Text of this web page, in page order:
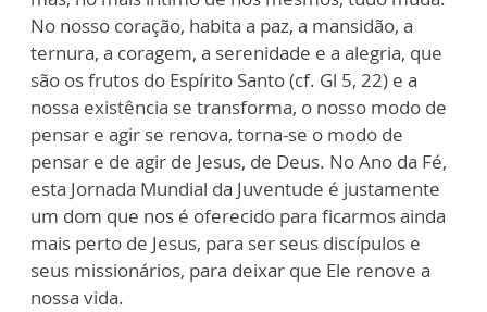
No nosso coração, habita a paz, a mansidão, a
ternura, a coragem, a serenidade e a alegria, que
são os frutos do Espírito Santo (cf. Gl 5, 22) e a
nossa existência se transforma, o nosso modo de
pensar e agir se renova, torna-se o modo de
pensar e de agir de Jesus, de Deus. No Ano da Fé,
esta Jornada Mundial da Juventude é justamente
um dom que nos é oferecido para ficarmos ainda
mais perto de Jesus, para ser seus discípulos e
seus missionários, para deixar que Ele renove a
nossa vida.